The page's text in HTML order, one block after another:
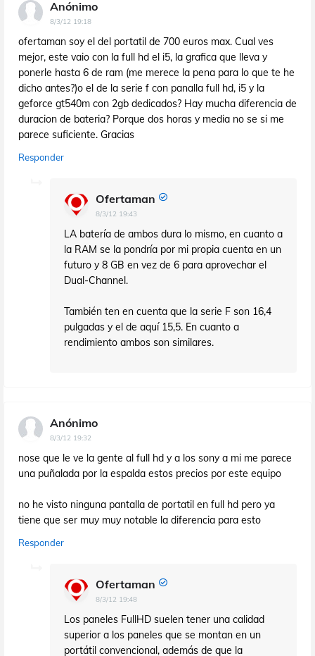
Anónimo
8/3/12 19:18
ofertaman soy el del portatil de 700 euros max. Cual ves
mejor, este vaio con la full hd el i5, la grafica que lleva y
ponerle hasta 6 de ram (me merece la pena para lo que te he
dicho antes?)o el de la serie f con panalla full hd, i5 y la
geforce gt540m con 2gb dedicados? Hay mucha diferencia de
duracion de bateria? Porque dos horas y media no se si me
parece suficiente. Gracias
Responder
Ofertaman
8/3/12 19:43
LA batería de ambos dura lo mismo, en cuanto a
la RAM se la pondría por mi propia cuenta en un
futuro y 8 GB en vez de 6 para aprovechar el
Dual-Channel.
También ten en cuenta que la serie F son 16,4
pulgadas y el de aquí 15,5. En cuanto a
rendimiento ambos son similares.
Anónimo
8/3/12 19:32
nose que le ve la gente al full hd y a los sony a mi me parece
una puñalada por la espalda estos precios por este equipo
no he visto ninguna pantalla de portatil en full hd pero ya
tiene que ser muy muy notable la diferencia para esto
Responder
Ofertaman
8/3/12 19:48
Los paneles FullHD suelen tener una calidad
superior a los paneles que se montan en un
portátil convencional, además de que la